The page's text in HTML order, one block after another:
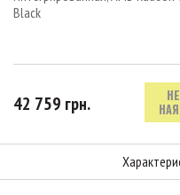
Black
42 759 грн.